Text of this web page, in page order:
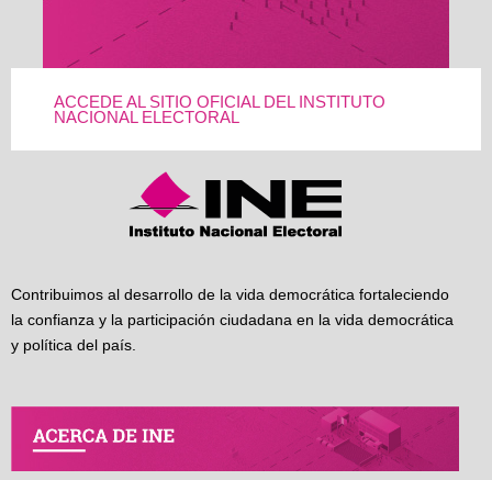
ACCEDE AL SITIO OFICIAL DEL INSTITUTO
NACIONAL ELECTORAL
Contribuimos al desarrollo de la vida democrática fortaleciendo
la confianza y la participación ciudadana en la vida democrática
y política del país.